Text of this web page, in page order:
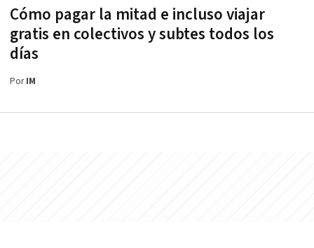
Cómo pagar la mitad e incluso viajar
gratis en colectivos y subtes todos los
días
PorIM